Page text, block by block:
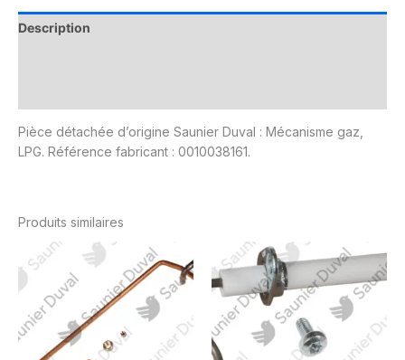
Description
Pièce détachée d’origine Saunier Duval : Mécanisme gaz,
LPG. Référence fabricant : 0010038161.
Produits similaires